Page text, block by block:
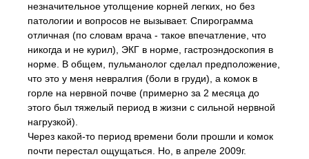
незначительное утолщение корней легких, но без
патологии и вопросов не вызывает. Спирограмма
отличная (по словам врача - такое впечатление, что
никогда и не курил), ЭКГ в норме, гастроэндоскопия в
норме. В общем, пульманолог сделал предположение,
что это у меня невралгия (боли в груди), а комок в
горле на нервной почве (примерно за 2 месяца до
этого был тяжелый период в жизни с сильной нервной
нагрузкой).
Через какой-то период времени боли прошли и комок
почти перестал ощущаться. Но, в апреле 2009г.